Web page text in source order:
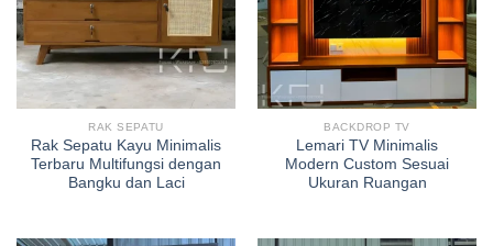
RAK SEPATU
Rak Sepatu Kayu Minimalis
Terbaru Multifungsi dengan
Bangku dan Laci
BACKDROP TV
Lemari TV Minimalis
Modern Custom Sesuai
Ukuran Ruangan